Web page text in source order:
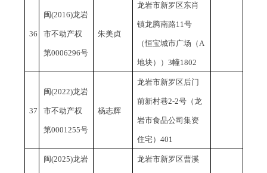
36
闽(2016)龙岩
市不动产权
第0006296号
朱美贞
龙岩市新罗区东肖
镇龙腾南路11号
（恒宝城市广场（A
地块））3幢1802
37
闽(2022)龙岩
市不动产权
第0001255号
杨志辉
龙岩市新罗区后门
前新村巷2-2号（龙
岩市食品公司集资
住宅）401
闽(2025)龙岩 龙岩市新罗区曹溪